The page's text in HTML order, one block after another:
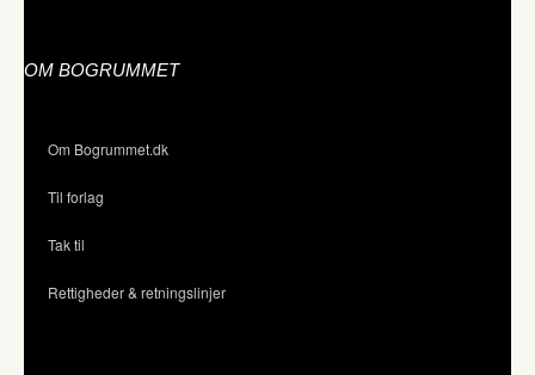
OM BOGRUMMET
Om Bogrummet.dk
Til forlag
Tak til
Rettigheder & retningslinjer